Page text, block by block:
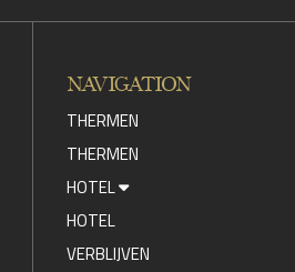
NAVIGATION
THERMEN
THERMEN
HOTEL
HOTEL
VERBLIJVEN